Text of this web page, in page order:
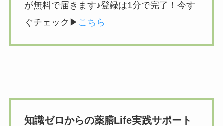
が無料で届きます♪登録は1分で完了！今す
ぐチェック▶︎ こちら
知識ゼロからの薬膳Life実践サポート